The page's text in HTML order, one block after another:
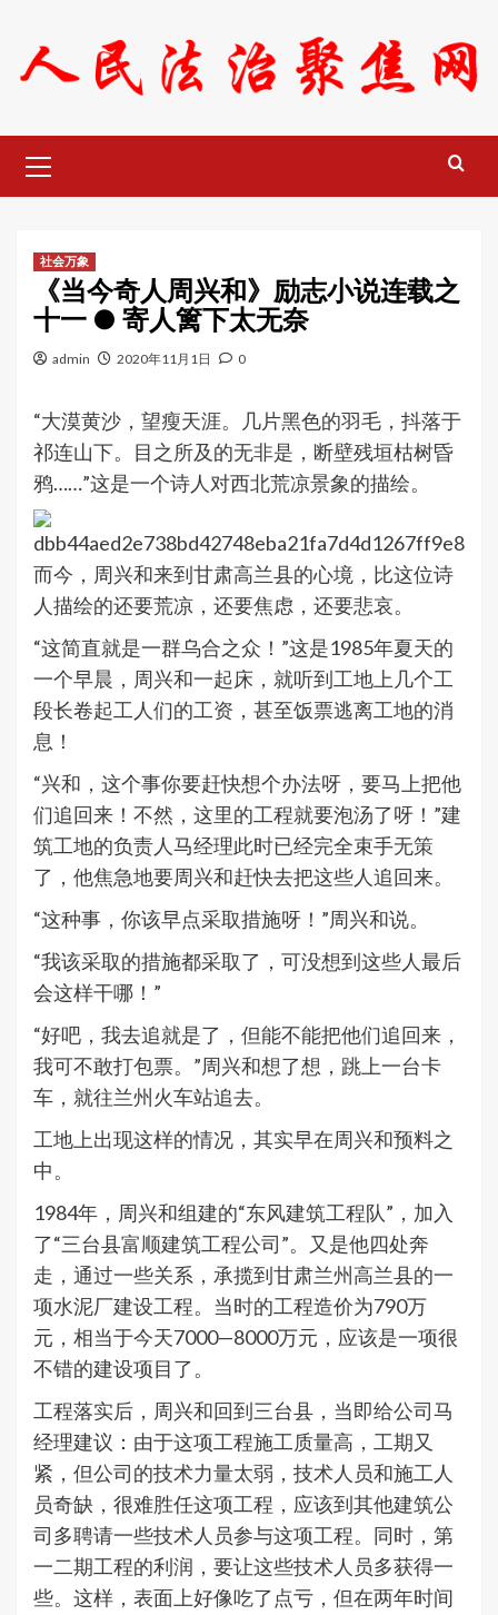
content
Menu
社会万象
《当今奇人周兴和》励志小说连载之
十一 ● 寄人篱下太无奈
admin 2020年11月1日 0
“大漠黄沙，望瘦天涯。几片黑色的羽毛，抖落于
祁连山下。目之所及的无非是，断壁残垣枯树昏
鸦……”这是一个诗人对西北荒凉景象的描绘。
而今，周兴和来到甘肃高兰县的心境，比这位诗
人描绘的还要荒凉，还要焦虑，还要悲哀。
“这简直就是一群乌合之众！”这是1985年夏天的
一个早晨，周兴和一起床，就听到工地上几个工
段长卷起工人们的工资，甚至饭票逃离工地的消
息！
“兴和，这个事你要赶快想个办法呀，要马上把他
们追回来！不然，这里的工程就要泡汤了呀！”建
筑工地的负责人马经理此时已经完全束手无策
了，他焦急地要周兴和赶快去把这些人追回来。
“这种事，你该早点采取措施呀！”周兴和说。
“我该采取的措施都采取了，可没想到这些人最后
会这样干哪！”
“好吧，我去追就是了，但能不能把他们追回来，
我可不敢打包票。”周兴和想了想，跳上一台卡
车，就往兰州火车站追去。
工地上出现这样的情况，其实早在周兴和预料之
中。
1984年，周兴和组建的“东风建筑工程队”，加入
了“三台县富顺建筑工程公司”。又是他四处奔
走，通过一些关系，承揽到甘肃兰州高兰县的一
项水泥厂建设工程。当时的工程造价为790万
元，相当于今天7000—8000万元，应该是一项很
不错的建设项目了。
工程落实后，周兴和回到三台县，当即给公司马
经理建议：由于这项工程施工质量高，工期又
紧，但公司的技术力量太弱，技术人员和施工人
员奇缺，很难胜任这项工程，应该到其他建筑公
司多聘请一些技术人员参与这项工程。同时，第
一二期工程的利润，要让这些技术人员多获得一
些。这样，表面上好像吃了点亏，但在两年时间